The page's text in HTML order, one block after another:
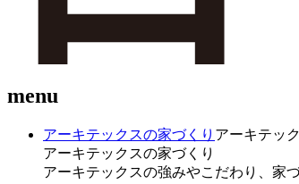
menu
アーキテックスの家づくり アーキテッ
アーキテックスの家づくり
アーキテックスの強みやこだわり、家